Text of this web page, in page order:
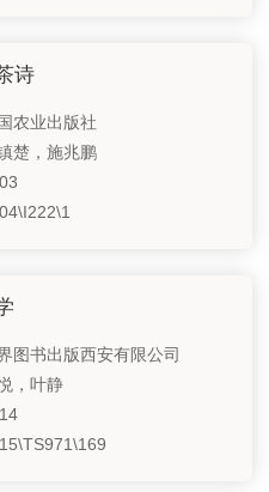
文明专题
艺术
园林建筑专题
与共——世界考古专题
十大专题推介
诗
农业出版社
楚，施兆鹏
图书出版西安有限公司
，叶静